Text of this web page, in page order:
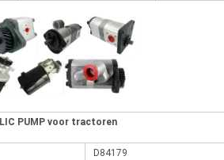
PUMP voor tractoren
D84179